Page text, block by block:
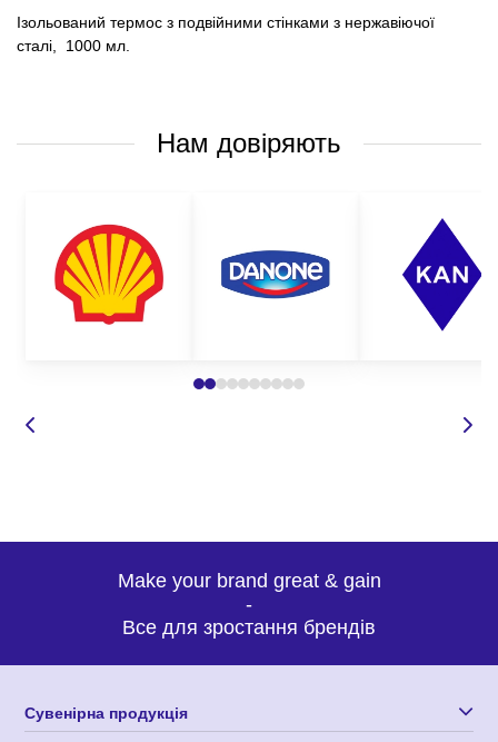
Ізольований термос з подвійними стінками з нержавіючої
сталі, 1000 мл.
Нам довіряють
Make your brand great & gain
-
Все для зростання брендів
Сувенірна продукція